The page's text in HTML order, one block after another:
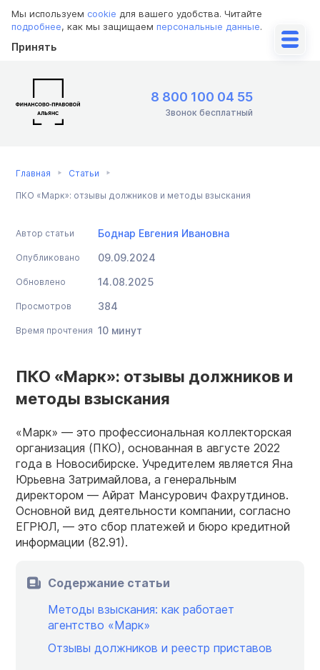
Мы используем cookie для вашего удобства. Читайте
подробнее, как мы защищаем персональные данные.
Принять
8 800 100 04 55
Звонок бесплатный
Главная Статьи
ПКО «Марк»: отзывы должников и методы взыскания
Автор статьи Боднар Евгения Ивановна
Опубликовано 09.09.2024
Обновлено 14.08.2025
Просмотров 384
Время прочтения 10 минут
ПКО «Марк»: отзывы должников и
методы взыскания
«Марк» — это профессиональная коллекторская
организация (ПКО), основанная в августе 2022
года в Новосибирске. Учредителем является Яна
Юрьевна Затримайлова, а генеральным
директором — Айрат Мансурович Фахрутдинов.
Основной вид деятельности компании, согласно
ЕГРЮЛ, — это сбор платежей и бюро кредитной
информации (82.91).
Содержание статьи
Методы взыскания: как работает
агентство «Марк»
Отзывы должников и реестр приставов